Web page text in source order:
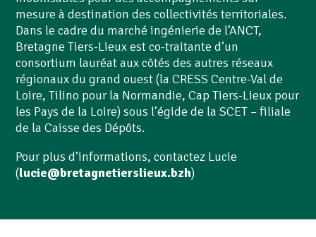
mesure à destination des collectivités territoriales.
Dans le cadre du marché ingénierie de l’ANCT,
Bretagne Tiers-Lieux est co-traitante d’un
consortium lauréat aux côtés des autres réseaux
régionaux du grand ouest (la CRESS Centre-Val de
Loire, Tilino pour la Normandie, Cap Tiers-Lieux pour
les Pays de la Loire) sous l’égide de la SCET – filiale
de la Caisse des Dépôts.
Pour plus d’informations, contactez Lucie
(lucie@bretagnetierslieux.bzh)